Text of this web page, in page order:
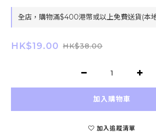
全店，購物滿$400港幣或以上免費送貨(本
HK$19.00 HK$38.00
加入購物車
加入追蹤清單